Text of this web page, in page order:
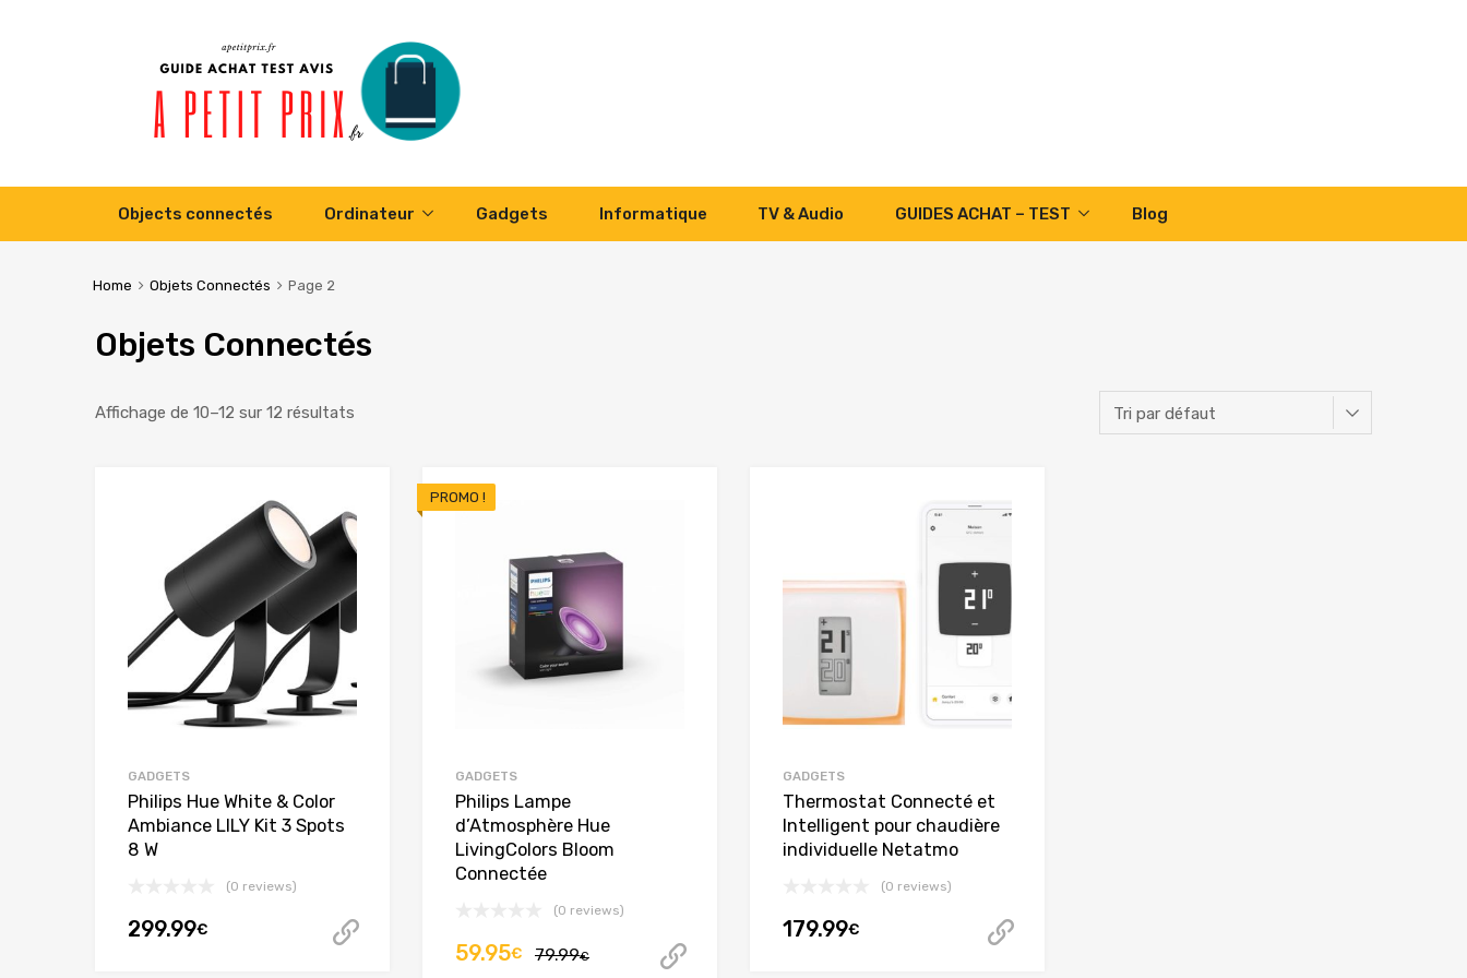
Objects connectés Ordinateur Gadgets Informatique TV & Audio GUIDES ACHAT – TEST Blog
Home Objets Connectés Page 2
Objets Connectés
Affichage de 10–12 sur 12 résultats
GADGETS
Philips Hue White & Color
Ambiance LILY Kit 3 Spots
8 W
(0 reviews)
299.99€
PROMO !
GADGETS
Philips Lampe
d’Atmosphère Hue
LivingColors Bloom
Connectée
(0 reviews)
79.99€Le
59.95€
Le
GADGETS
Thermostat Connecté et
Intelligent pour chaudière
individuelle Netatmo
(0 reviews)
179.99€